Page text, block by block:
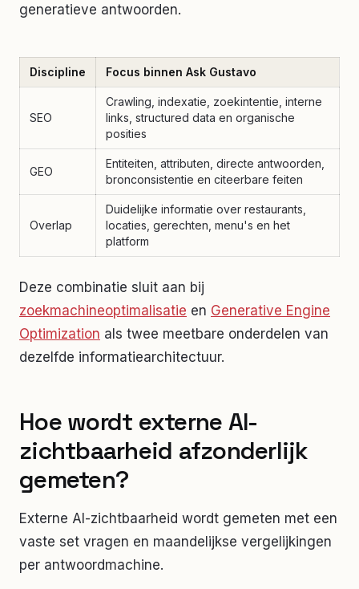
generatieve antwoorden.
Discipline Focus binnen Ask Gustavo
SEO
Crawling, indexatie, zoekintentie, interne
links, structured data en organische
posities
GEO
Entiteiten, attributen, directe antwoorden,
bronconsistentie en citeerbare feiten
Overlap
Duidelijke informatie over restaurants,
locaties, gerechten, menu's en het
platform
Deze combinatie sluit aan bij
zoekmachineoptimalisatie en Generative Engine
Optimization als twee meetbare onderdelen van
dezelfde informatiearchitectuur.
Hoe wordt externe AI-
zichtbaarheid afzonderlijk
gemeten?
Externe AI-zichtbaarheid wordt gemeten met een
vaste set vragen en maandelijkse vergelijkingen
per antwoordmachine.